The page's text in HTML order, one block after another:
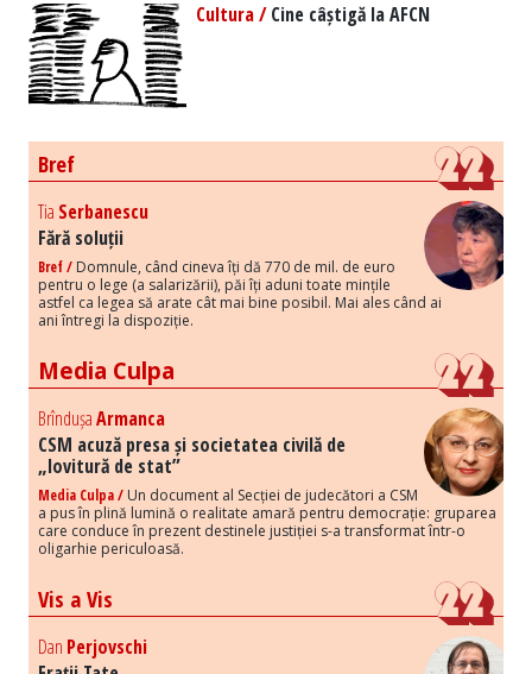
Cultura /Cine câștigă la AFCN
Bref
Tia Serbanescu
Fără soluții
Bref / Domnule, când cineva îți dă 770 de mil. de euro
pentru o lege (a salarizării), păi îți aduni toate mințile
astfel ca legea să arate cât mai bine posibil. Mai ales când ai
ani întregi la dispoziție.
Media Culpa
BrîndușaArmanca
CSM acuză presa și societatea civilă de
„lovitură de stat”
Media Culpa / Un document al Secției de judecători a CSM
a pus în plină lumină o realitate amară pentru democrație: gruparea
care conduce în prezent destinele justiției s-a transformat într-o
oligarhie periculoasă.
Vis a Vis
Dan Perjovschi